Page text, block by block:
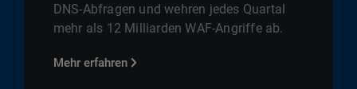
DNS-Abfragen und wehren jedes Quartal
mehr als 12 Milliarden WAF-Angriffe ab.
Mehr erfahren